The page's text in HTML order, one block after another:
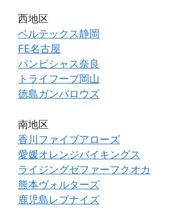
西地区
ベルテックス静岡
FE名古屋
バンビシャス奈良
トライフープ岡山
徳島ガンバロウズ
南地区
香川ファイブアローズ
愛媛オレンジバイキングス
ライジングゼファーフクオカ
熊本ヴォルターズ
鹿児島レブナイズ